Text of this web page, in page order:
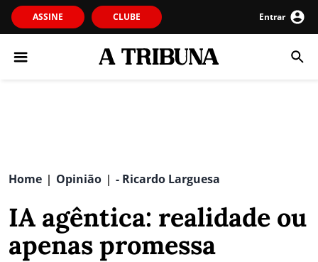
ASSINE CLUBE Entrar
Home | Opinião | - Ricardo Larguesa
IA agêntica: realidade ou
apenas promessa